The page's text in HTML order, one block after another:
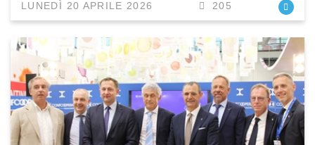
LUNEDÌ 20 APRILE 2026 205